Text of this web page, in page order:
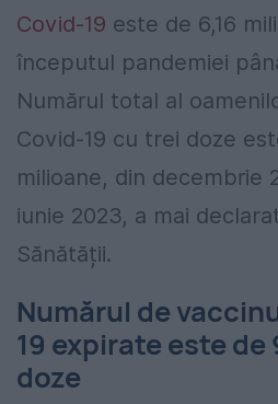
Covid-19 este de 6,16
începutul pandemiei
Numărul total al
Covid-19 cu trei doze
milioane, din decembrie
iunie 2023, a mai
Sănătății.
Numărul de
19 expirate este de
doze